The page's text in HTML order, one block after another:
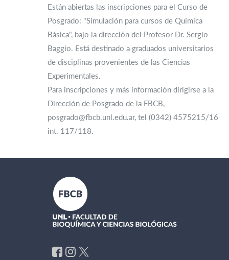
Están abiertas las inscripciones para el Curso de
Posgrado: "Simulación para cursos de Química
Básica", bajo la dirección del Profesor Dr. Sergio
Baggio. Está destinado a graduados universitarios
de disciplinas provenientes de las Ciencias
Experimentales.
Para inscripciones y más información dirigirse a la
Dirección de Posgrado de la FBCB,
posgrado@fbcb.unl.edu.ar, tel (0342) 4575215/16
int. 117/118.